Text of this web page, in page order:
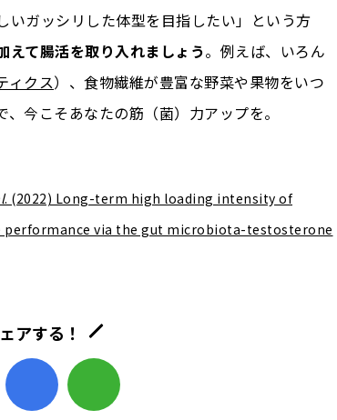
いガッシリした体型を目指したい」という方
えて腸活を取り入れましょう。例えば、いろん
ィクス）、食物繊維が豊富な野菜や果物をいつ
、今こそあなたの筋（菌）力アップを。
. (2022) Long-term high loading intensity of
performance via the gut microbiota-testosterone
アする！